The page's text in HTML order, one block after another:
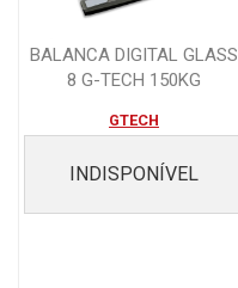
BALANCA DIGITAL GLASS
8 G-TECH 150KG
GTECH
INDISPONÍVEL